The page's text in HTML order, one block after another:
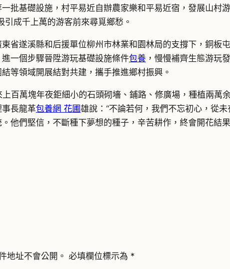
批基礎設施，村平易近自辦農家樂和平易近宿，發展山
引成千上萬的游客前來尋覓鄉愁。
省遂溪縣和后援單位柳州市林業和園林局的支撐下，銅
一個步驟晉陞游玩基礎設施條件包養 ，慢慢補齊生態游玩
等領域開展結對共建，攜手推進鄉村振興。
百萬塊年夜鉅細小的石頭砌墻、鋪路、修廣場，種植兩萬
長龍革包養網 花圃雄說：“不論若何，我們不忘初心，從
他們堅信，不斷種下夢想的種子，辛苦耕作，終會開花結果
地址不會公開。 必填欄位標示為 *